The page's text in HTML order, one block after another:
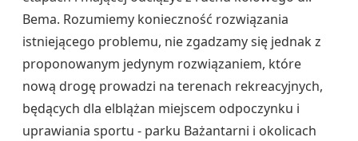
Bema. Rozumiemy konieczność rozwiązania
istniejącego problemu, nie zgadzamy się jednak z
proponowanym jedynym rozwiązaniem, które
nową drogę prowadzi na terenach rekreacyjnych,
będących dla elblążan miejscem odpoczynku i
uprawiania sportu - parku Bażantarni i okolicach